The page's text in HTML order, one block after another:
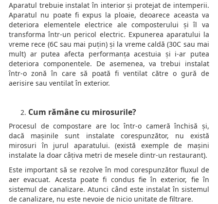
Aparatul trebuie instalat în interior și protejat de intemperii.
Aparatul nu poate fi expus la ploaie, deoarece aceasta va
deteriora elementele electrice ale composterului și îl va
transforma într-un pericol electric. Expunerea aparatului la
vreme rece (6C sau mai puțin) și la vreme caldă (30C sau mai
mult) ar putea afecta performanța acestuia și i-ar putea
deteriora componentele. De asemenea, va trebui instalat
într-o zonă în care să poată fi ventilat către o gură de
aerisire sau ventilat în exterior.
Cum rămâne cu mirosurile?
Procesul de compostare are loc într-o cameră închisă și,
dacă mașinile sunt instalate corespunzător, nu există
mirosuri în jurul aparatului. (există exemple de mașini
instalate la doar câțiva metri de mesele dintr-un restaurant).
Este important să se rezolve în mod corespunzător fluxul de
aer evacuat. Acesta poate fi condus fie în exterior, fie în
sistemul de canalizare. Atunci când este instalat în sistemul
de canalizare, nu este nevoie de nicio unitate de filtrare.